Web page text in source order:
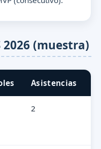
(muestra)
Asistencias
2